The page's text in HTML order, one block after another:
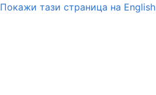
Покажи тази страница на English